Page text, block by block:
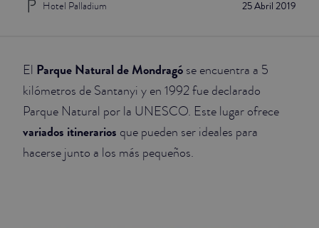
25 Abril 2019
Hotel Palladium
El Parque Natural de Mondragó se encuentra a 5
kilómetros de Santanyi y en 1992 fue declarado
Parque Natural por la UNESCO. Este lugar ofrece
variados itinerarios que pueden ser ideales para
hacerse junto a los más pequeños.
DOBLE RED
DOBLE WHITE
DOBLE INN CATEDRAL
SUPERIOR